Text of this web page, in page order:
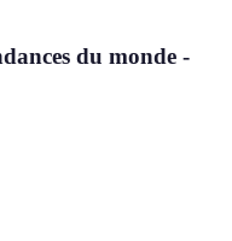
du monde -